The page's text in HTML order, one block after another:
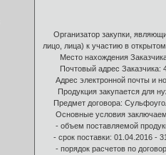
Организатор закупки,
лицо, лица) к участию в
Место нахождения Заказчика:
Почтовый адрес Заказчика:
Адрес электронной почты и
Продукция закупается для
Предмет договора:
Основные условия
- объем поставляемой
- срок поставки: 01.04.2016 -
- порядок расчетов по